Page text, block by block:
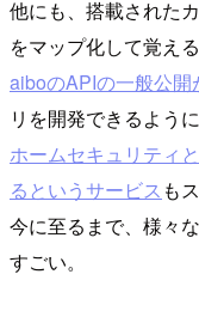
他にも、搭載された
をマップ化して覚え
aiboのAPIの一般公開
リを開発できるよう
ホームセキュリティ
るというサービス も
今に至るまで、様々
すごい。